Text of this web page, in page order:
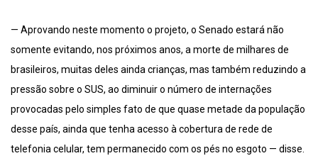
— Aprovando neste momento o projeto, o Senado estará não
somente evitando, nos próximos anos, a morte de milhares de
brasileiros, muitas deles ainda crianças, mas também reduzindo a
pressão sobre o SUS, ao diminuir o número de internações
provocadas pelo simples fato de que quase metade da população
desse país, ainda que tenha acesso à cobertura de rede de
telefonia celular, tem permanecido com os pés no esgoto — disse.